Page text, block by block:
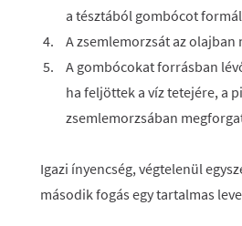
a tésztából gombócot
A zsemlemorzsát az
A gombócokat forrásban
ha feljöttek a víz tetejére, a
zsemlemorzsában
Igazi ínyencség, végtelenül
második fogás egy tartalmas